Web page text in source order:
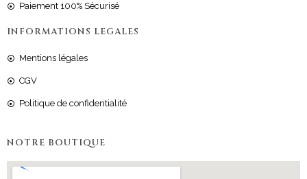
Paiement 100% Sécurisé
INFORMATIONS LEGALES
Mentions légales
CGV
Politique de confidentialité
NOTRE BOUTIQUE